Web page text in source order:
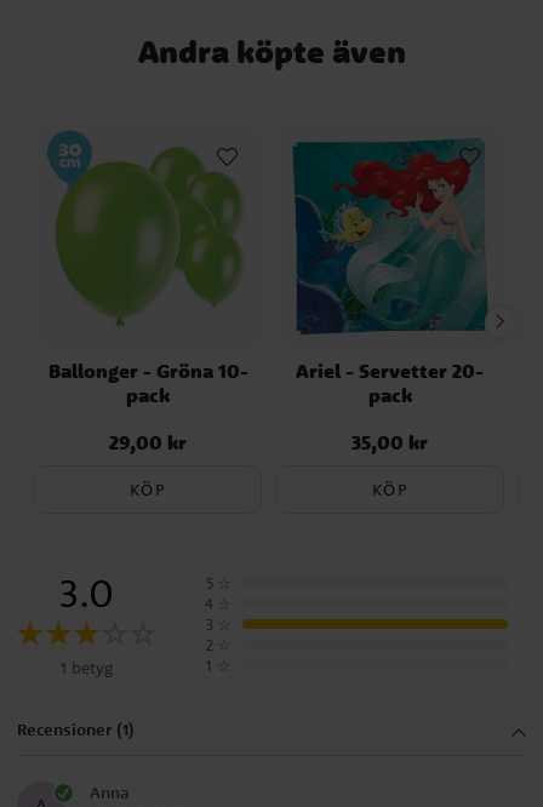
Andra köpte även
Ballonger - Gröna 10-
pack
Pris:29,00 kr
29,00 kr
KÖP
Ariel - Servetter 20-
pack
Pris:35,00 kr
35,00 kr
KÖP
3.0
1 betyg
5
4
3
2
1
Recensioner (1)
Anna